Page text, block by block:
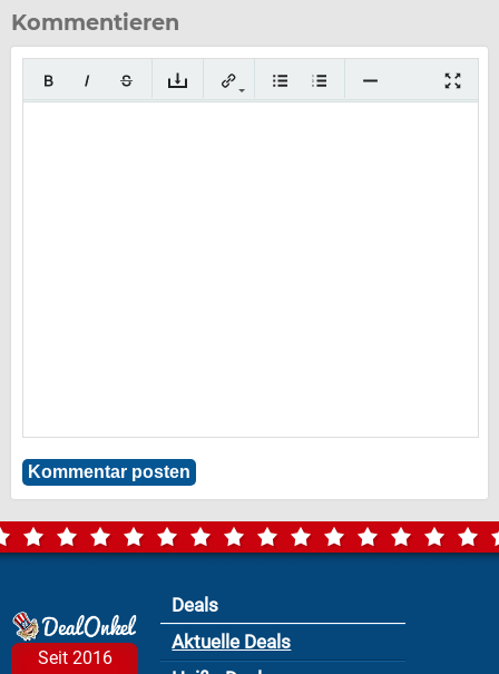
Kommentieren
Seit 2016
Deals
Aktuelle Deals